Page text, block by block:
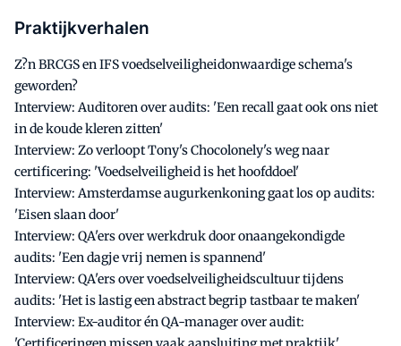
Praktijkverhalen
Z?n BRCGS en IFS voedselveiligheidonwaardige schema's
geworden?
Interview: Auditoren over audits: 'Een recall gaat ook ons niet
in de koude kleren zitten'
Interview: Zo verloopt Tony's Chocolonely's weg naar
certificering: 'Voedselveiligheid is het hoofddoel'
Interview: Amsterdamse augurkenkoning gaat los op audits:
'Eisen slaan door'
Interview: QA'ers over werkdruk door onaangekondigde
audits: 'Een dagje vrij nemen is spannend'
Interview: QA'ers over voedselveiligheidscultuur tijdens
audits: 'Het is lastig een abstract begrip tastbaar te maken'
Interview: Ex-auditor én QA-manager over audit: